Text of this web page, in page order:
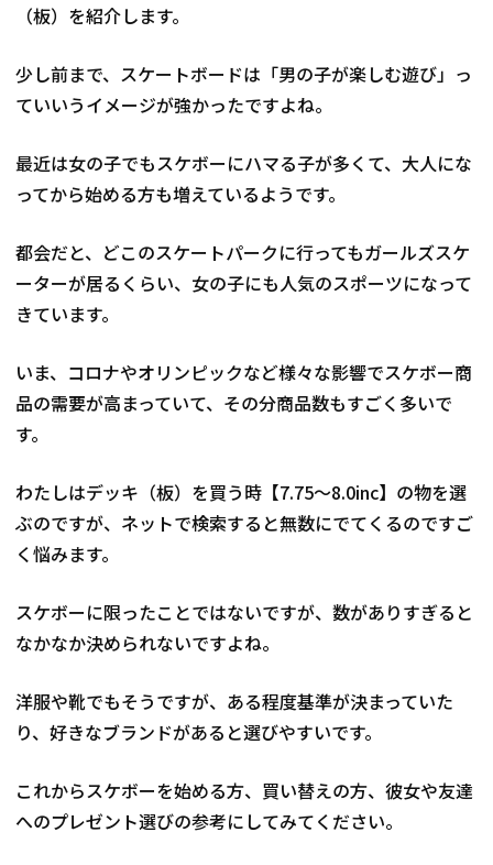
（板）を紹介します。
少し前まで、スケートボードは「男の子が楽しむ遊び」っ
ていいうイメージが強かったですよね。
最近は女の子でもスケボーにハマる子が多くて、大人にな
ってから始める方も増えているようです。
都会だと、どこのスケートパークに行ってもガールズスケ
ーターが居るくらい、女の子にも人気のスポーツになって
きています。
いま、コロナやオリンピックなど様々な影響でスケボー商
品の需要が高まっていて、その分商品数もすごく多いで
す。
わたしはデッキ（板）を買う時【7.75〜8.0inc】の物を選
ぶのですが、ネットで検索すると無数にでてくるのですご
く悩みます。
スケボーに限ったことではないですが、数がありすぎると
なかなか決められないですよね。
洋服や靴でもそうですが、ある程度基準が決まっていた
り、好きなブランドがあると選びやすいです。
これからスケボーを始める方、買い替えの方、彼女や友達
へのプレゼント選びの参考にしてみてください。